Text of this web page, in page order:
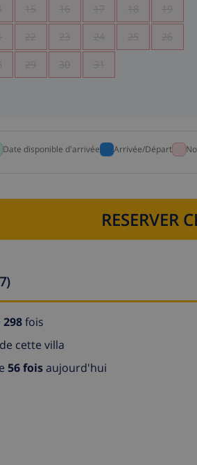
15 16 17 18 19
22 23 24 25 26
29 30 31
Date disponible d'arrivée Arrivée/Départ
RESERVER
298fois
cette villa
56 foisaujourd'hui